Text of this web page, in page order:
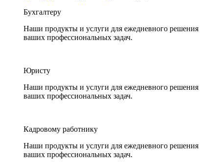
Бухгалтеру
Наши продукты и услуги для ежедневного решения
ваших профессиональных задач.
Юристу
Наши продукты и услуги для ежедневного решения
ваших профессиональных задач.
Кадровому работнику
Наши продукты и услуги для ежедневного решения
ваших профессиональных задач.